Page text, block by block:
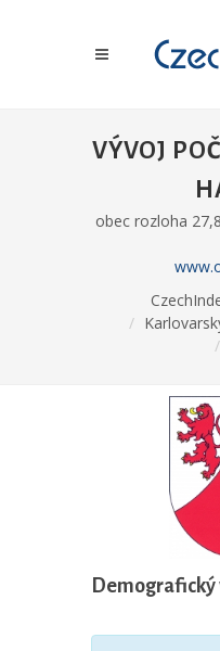
VÝVOJ
obec rozloha
Demografický